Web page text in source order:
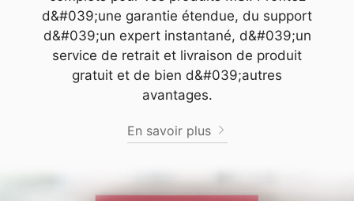
d&#039;une garantie étendue, du support
d&#039;un expert instantané, d&#039;un
service de retrait et livraison de produit
gratuit et de bien d&#039;autres
avantages.
En savoir plus